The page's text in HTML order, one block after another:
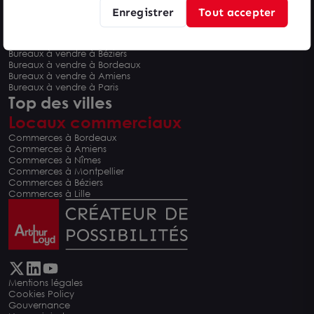
Bureaux à vendre
Bureaux à vendre à Montpellier
Bureaux à vendre à Béziers
Bureaux à vendre à Bordeaux
Bureaux à vendre à Amiens
Bureaux à vendre à Paris
Top des villes
Locaux commerciaux
Commerces à Bordeaux
Commerces à Amiens
Commerces à Nîmes
Commerces à Montpellier
Commerces à Béziers
Commerces à Lille
Mentions légales
Cookies Policy
Gouvernance
Enregistrer Tout accepter